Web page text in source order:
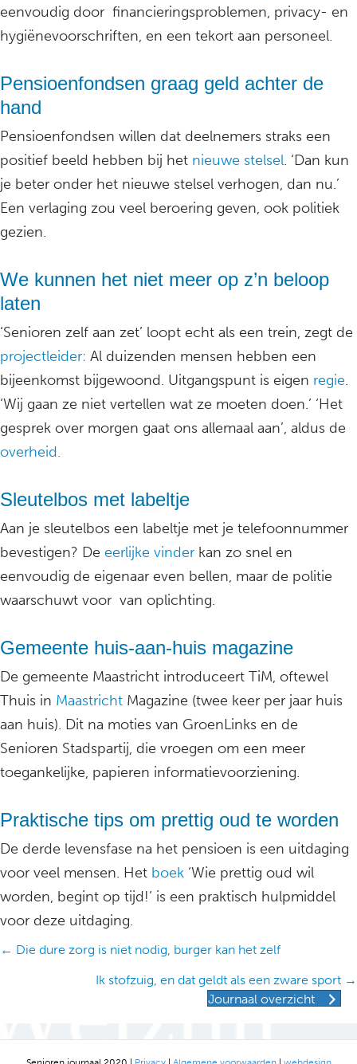
eenvoudig door financieringsproblemen, privacy- en
hygiënevoorschriften, en een tekort aan personeel.
Pensioenfondsen graag geld achter de
hand
Pensioenfondsen willen dat deelnemers straks een
positief beeld hebben bij het nieuwe stelsel. ‘Dan kun
je beter onder het nieuwe stelsel verhogen, dan nu.’
Een verlaging zou veel beroering geven, ook politiek
gezien.
We kunnen het niet meer op z’n beloop
laten
‘Senioren zelf aan zet’ loopt echt als een trein, zegt de
projectleider: Al duizenden mensen hebben een
bijeenkomst bijgewoond. Uitgangspunt is eigen regie.
‘Wij gaan ze niet vertellen wat ze moeten doen.’ ‘Het
gesprek over morgen gaat ons allemaal aan’, aldus de
overheid.
Sleutelbos met labeltje
Aan je sleutelbos een labeltje met je telefoonnummer
bevestigen? De eerlijke vinder kan zo snel en
eenvoudig de eigenaar even bellen, maar de politie
waarschuwt voor van oplichting.
Gemeente huis-aan-huis magazine
De gemeente Maastricht introduceert TiM, oftewel
Thuis in Maastricht Magazine (twee keer per jaar huis
aan huis). Dit na moties van GroenLinks en de
Senioren Stadspartij, die vroegen om een meer
toegankelijke, papieren informatievoorziening.
Praktische tips om prettig oud te worden
De derde levensfase na het pensioen is een uitdaging
voor veel mensen. Het boek ‘Wie prettig oud wil
worden, begint op tijd!’ is een praktisch hulpmiddel
voor deze uitdaging.
Posts
← Die dure zorg is niet nodig, burger kan het zelf
Ik stofzuig, en dat geldt als een zware sport →
Journaal overzicht